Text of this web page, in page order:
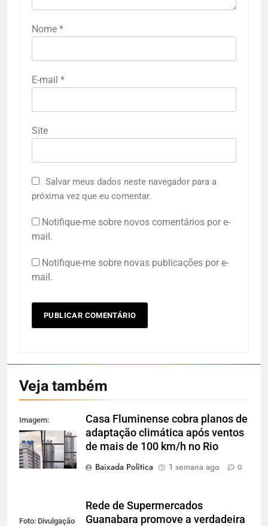
Nome *
E-mail *
Site
Salvar meus dados neste navegador para a
próxima vez que eu comentar.
Notifique-me sobre novos comentários por e-
mail.
Notifique-me sobre novas publicações por e-
mail.
Veja também
Imagem:
Reprodução
Casa Fluminense cobra planos de
adaptação climática após ventos
de mais de 100 km/h no Rio
Baixada Política
1 semana ago 0
Foto: Divulgação
Rede de Supermercados
Guanabara promove a verdadeira